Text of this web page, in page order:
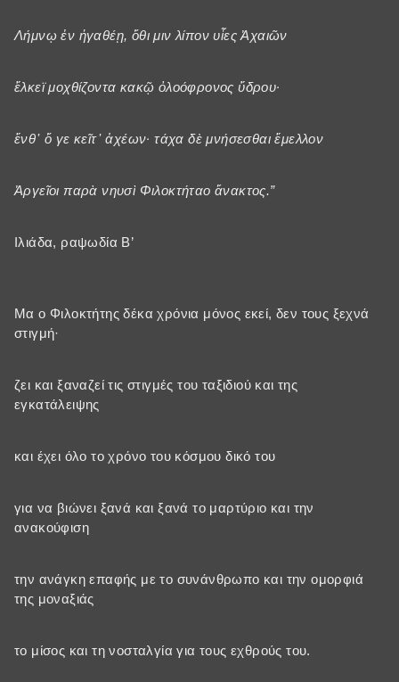
Λήμνῳ ἐν ἠγαθέῃ, ὅθι μιν λίπον υἷες Ἀχαιῶν
ἕλκεϊ μοχθίζοντα κακῷ ὀλοόφρονος ὕδρου·
ἔνθ᾽ ὅ γε κεῖτ᾽ ἀχέων· τάχα δὲ μνήσεσθαι ἔμελλον
Ἀργεῖοι παρὰ νηυσὶ Φιλοκτήταο ἄνακτος.”
Ιλιάδα, ραψωδία Β’
Μα ο Φιλοκτήτης δέκα χρόνια μόνος εκεί, δεν τους ξεχνά
στιγμή·
ζει και ξαναζεί τις στιγμές του ταξιδιού και της
εγκατάλειψης
και έχει όλο το χρόνο του κόσμου δικό του
για να βιώνει ξανά και ξανά το μαρτύριο και την
ανακούφιση
την ανάγκη επαφής με το συνάνθρωπο και την ομορφιά
της μοναξιάς
το μίσος και τη νοσταλγία για τους εχθρούς του.